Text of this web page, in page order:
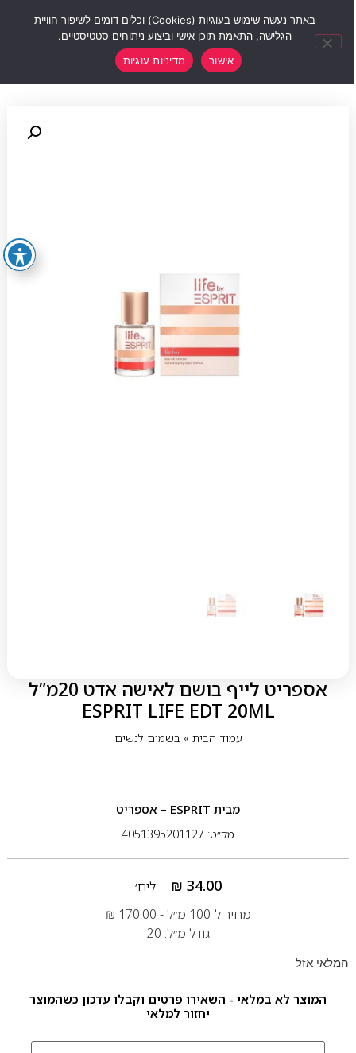
אספריט לייף בושם לאישה אדט 20מ”ל
ESPRIT LIFE EDT 20ML
עמוד הבית» בשמים לנשים
מבית ESPRIT – אספריט
מק״ט: 4051395201127
₪ 34.00
ליח׳
מחיר ל־100 מ״ל -
₪ 170.00
גודל מ״ל: 20
המלאי אזל
המוצר לא במלאי - השאירו פרטים וקבלו עדכון כשהמוצר
יחזור למלאי
באתר נעשה שימוש בעוגיות (Cookies) וכלים דומים לשיפור חוויית
הגלישה, התאמת תוכן אישי וביצוע ניתוחים סטטיסטיים.
אישור
מדיניות עוגיות